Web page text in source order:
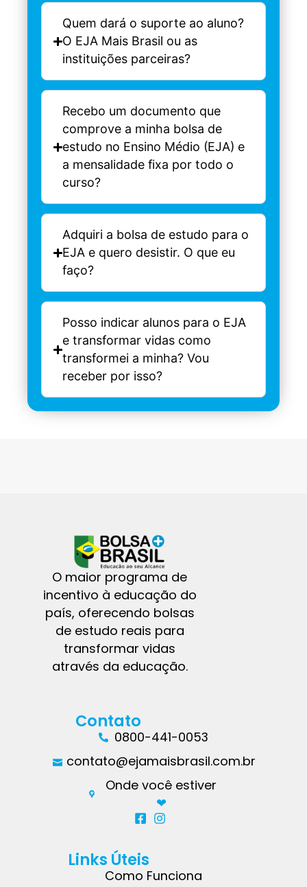
Quem dará o suporte ao aluno?
O EJA Mais Brasil ou as
instituições parceiras?
Recebo um documento que
comprove a minha bolsa de
estudo no Ensino Médio (EJA) e
a mensalidade fixa por todo o
curso?
Adquiri a bolsa de estudo para o
EJA e quero desistir. O que eu
faço?
Posso indicar alunos para o EJA
e transformar vidas como
transformei a minha? Vou
receber por isso?
O maior programa de
incentivo à educação do
país, oferecendo bolsas
de estudo reais para
transformar vidas
através da educação.
Contato
0800-441-0053
contato@ejamaisbrasil.com.br
Onde você estiver
❤︎
Links Úteis
Como Funciona